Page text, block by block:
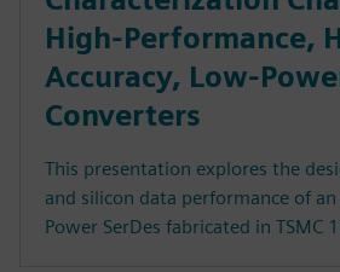
High-Performance,
Accuracy, Low-
Converters
This presentation explores the
and silicon data performance of
Power SerDes fabricated in TSMC